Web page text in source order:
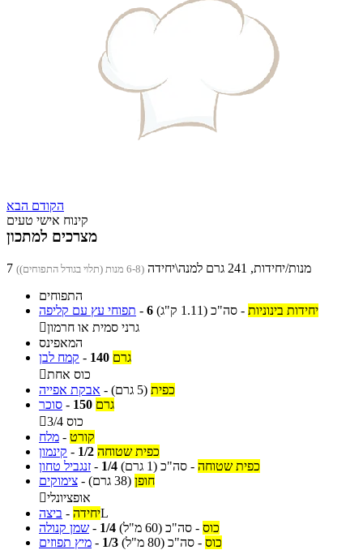
הקודם הבא
קינוח אישי טעים
מצרכים למתכון
7 מנות/יחידות, 241 גרם למנה\יחידה (6-8 מנות (תלוי בגודל התפוחים))
התפוחים
תפוחי עץ עם קליפה - 6 יחידות בינוניות - סה"כ (1.11 ק"ג)
גרני סמית או חרמון
המאפינס
קמח לבן - 140 גרם
כוס אחת
אבקת אפייה - כפית (5 גרם)
סוכר - 150 גרם

3/4 כוס
מלח - קורט
קינמון - 1/2 כפית שטוחה
זנגביל טחון - 1/4 כפית שטוחה - סה"כ (1 גרם)
צימוקים - חופן (38 גרם)
אופציונלי
ביצה - יחידהL
שמן קנולה - 1/4 כוס - סה"כ (60 מ"ל)
מיץ תפוזים - 1/3 כוס - סה"כ (80 מ"ל)